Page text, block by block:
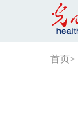
首页 >